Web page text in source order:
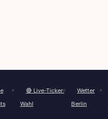
🔴 Live-Ticker:
Wahl
Wetter
Berlin